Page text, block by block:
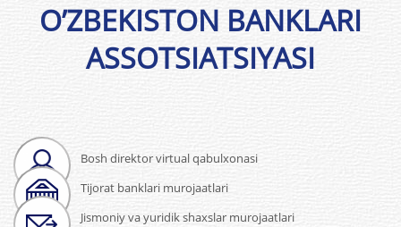
Bosh direktor virtual qabulxonasi
Tijorat banklari murojaatlari
Jismoniy va yuridik shaxslar murojaatlari
O’ZBEKISTON BANKLARI
ASSOTSIATSIYASI